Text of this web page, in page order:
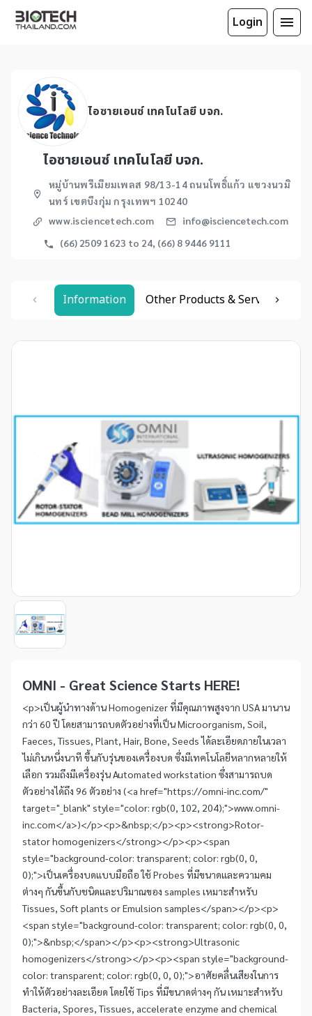
Login
ไอซายเอนซ์ เทคโนโลยี บจก.
ไอซายเอนซ์ เทคโนโลยี บจก.
หมู่บ้านพรีเมียมเพลส 98/13-14 ถนนโพธิ์แก้ว แขวงนวมิ
นทร์ เขตบึงกุ่ม กรุงเทพฯ 10240
www.isciencetech.com
info@isciencetech.com
(66) 2509 1623 to 24, (66) 8 9446 9111
Item
Information Other Products & Services
OMNI - Great Science Starts HERE!
<p>เป็นผู้นำทางด้าน Homogenizer ที่มีคุณภาพสูงจาก USA มานาน
กว่า 60 ปี โดยสามารถบดตัวอย่างที่เป็น Microorganism, Soil,
Faeces, Tissues, Plant, Hair, Bone, Seeds ได้ละเอียดภายในเวลา
ไม่เกินหนึ่งนาที ขึ้นกับรุ่นของเครื่องบด ซึ่งมีเทคโนโลยีหลากหลายให้
เลือก รวมถึงมีเครื่องรุ่น Automated workstation ซึ่งสามารถบด
ตัวอย่างได้ถึง 96 ตัวอย่าง (<a href="https://omni-inc.com/"
target="_blank" style="color: rgb(0, 102, 204);">www.omni-
inc.com</a>)</p><p>&nbsp;</p><p><strong>Rotor-
stator homogenizers</strong></p><p><span
style="background-color: transparent; color: rgb(0, 0,
0);">เป็นเครื่องบดแบบมือถือ ใช้ Probes ที่มีขนาดและความคม
ต่างๆ กันขึ้นกับชนิดและปริมาณของ samples เหมาะสำหรับ
Tissues, Soft plants or Emulsion samples</span></p><p>
<span style="background-color: transparent; color: rgb(0, 0,
0);">&nbsp;</span></p><p><strong>Ultrasonic
homogenizers</strong></p><p><span style="background-
color: transparent; color: rgb(0, 0, 0);">อาศัยคลื่นเสียงในการ
ทำให้ตัวอย่างละเอียด โดยใช้ Tips ที่มีขนาดต่างๆ กัน เหมาะสำหรับ
Bacteria, Spores, Tissues, accelerate enzyme and chemical